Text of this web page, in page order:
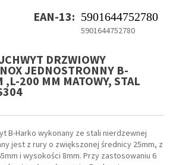
EAN-13: 5901644752780
5901644752780
DRZWIOWY
JEDNOSTRONNY B-
,L-200 MM MATOWY, STAL
B-Harko wykonany ze stali nierdzewnej
jest z rury o zwiększonej średnicy 25mm, z
i wysokości 8mm. Przy zastosowaniu 6